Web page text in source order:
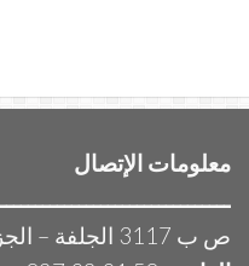
معلومات الإتصال
ص ب 3117 الجلفة – الجزائر